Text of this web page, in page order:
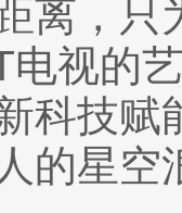
离，
视的
科技
的星空